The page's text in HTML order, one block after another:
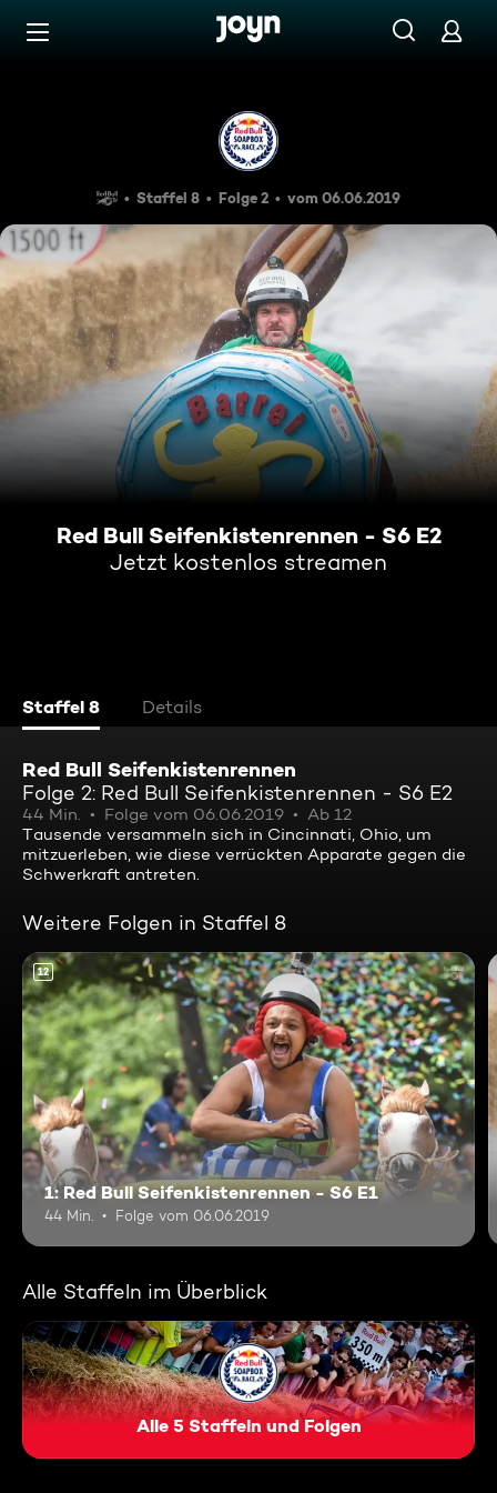
Zum Inhalt springen
Red Bull Seifenkistenrennen
Staffel 8 Folge 2 vom 06.06.2019
Red Bull Seifenkistenrennen - S6 E2
Jetzt kostenlos streamen
Staffel 8 Details
Red Bull Seifenkistenrennen
Folge 2: Red Bull Seifenkistenrennen - S6 E2
44 Min. Folge vom 06.06.2019
Ab 12
Tausende versammeln sich in Cincinnati, Ohio, um
mitzuerleben, wie diese verrückten Apparate gegen die
Schwerkraft antreten.
Weitere Folgen in Staffel 8
12
1: Red Bull Seifenkistenrennen - S6 E1
44 Min. Folge vom 06.06.2019
Alle Staffeln im Überblick
Red Bull Seifenkistenrennen
Alle 5 Staffeln und Folgen